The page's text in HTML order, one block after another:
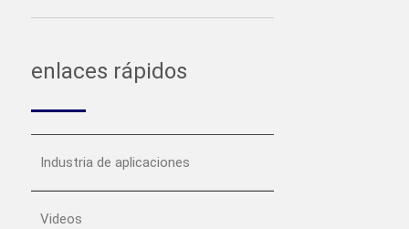
enlaces rápidos
Industria de aplicaciones
Videos